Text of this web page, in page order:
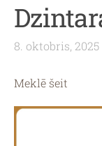
8. oktobris, 2025
Meklē šeit